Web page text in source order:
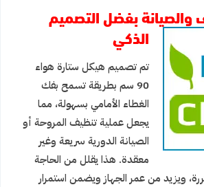
والصيانة بفضل التصميم
الذكي
تم تصميم هيكل ستارة هواء
90 سم بطريقة تسمح بفك
الغطاء الأمامي بسهولة، مما
يجعل عملية تنظيف المروحة أو
الصيانة الدورية سريعة وغير
معقدة. هذا يقلل من الحاجة
ويزيد من عمر الجهاز ويضمن استمرار